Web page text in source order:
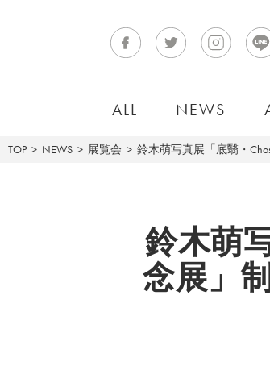
ALL NEWS
TOP NEWS 展覧会 鈴木萌写真展「底翳・
鈴木萌
念展」